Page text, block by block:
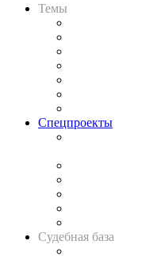
Темы
Спецпроекты
Судебная база